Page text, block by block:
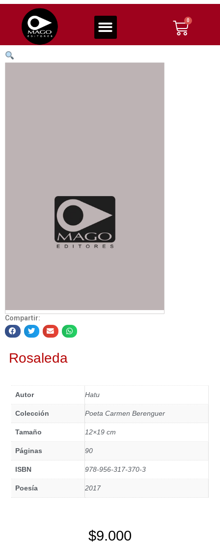
Compartir:
Rosaleda
Autor Hatu
Colección Poeta Carmen Berenguer
Tamaño 12×19 cm
Páginas 90
ISBN 978-956-317-370-3
Poesía 2017
$9.000